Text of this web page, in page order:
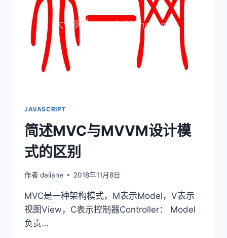
绍
JAVASCRIPT
简述MVC与MVVM设计模
式的区别
作者 daliane 2018年11月8日
MVC是一种架构模式，M表示Model，V表示
视图View，C表示控制器Controller： Model
负责…